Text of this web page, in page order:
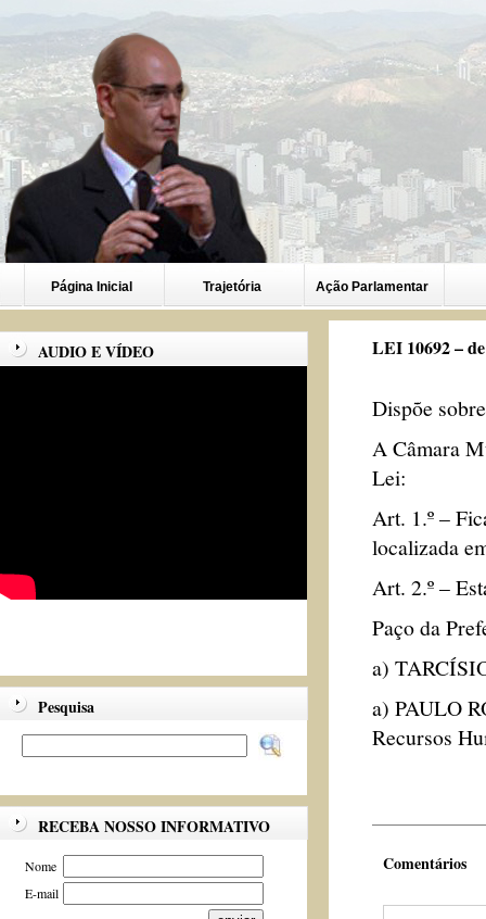
Página Inicial Trajetória Ação Parlamentar
AUDIO E VÍDEO
Pesquisa
RECEBA NOSSO INFORMATIVO
Nome
E-mail
LEI 10692 –
Dispõe
A Câmara
Lei:
Art. 1.º –
localizada
Art. 2.º –
Paço da
a)
a) PAULO
Recursos
Comentários